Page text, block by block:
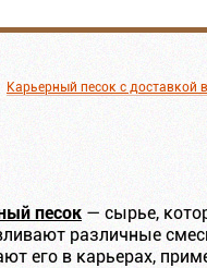
Карьерный песок с доставкой
песок — сырье,
различные
его в карьерах,